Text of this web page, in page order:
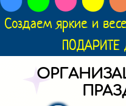
Создаем яркие и